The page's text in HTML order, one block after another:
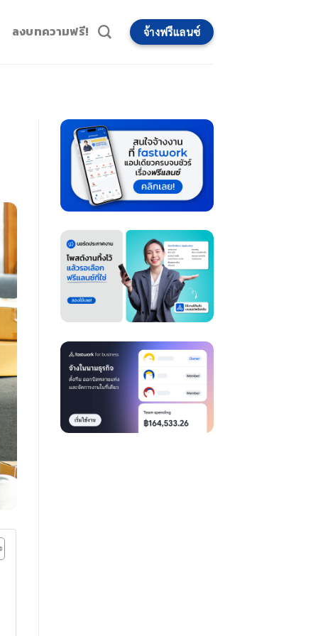
ลงบทความฟรี! จ้างฟรีแลนซ์